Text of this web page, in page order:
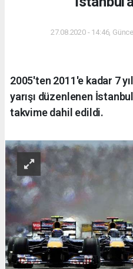
27.08.2020 - 14:46,
2005'ten 2011'e kadar 7
yarışı düzenlenen
takvime dahil edildi.